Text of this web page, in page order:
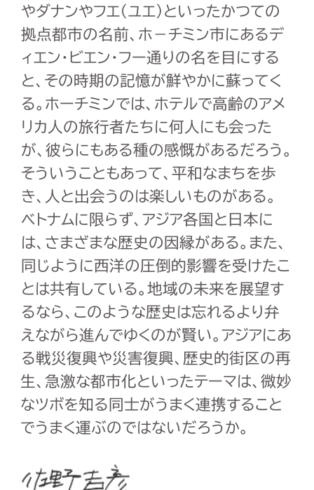
やダナンやフエ（ユエ）といったかつての
拠点都市の名前、ホ－チミン市にあるデ
ィエン・ビエン・フー通りの名を目にする
と、その時期の記憶が鮮やかに蘇ってく
る。ホーチミンでは、ホテルで高齢のアメ
リカ人の旅行者たちに何人にも会った
が、彼らにもある種の感慨があるだろう。
そういうこともあって、平和なまちを歩
き、人と出会うのは楽しいものがある。
ベトナムに限らず、アジア各国と日本に
は、さまざまな歴史の因縁がある。また、
同じように西洋の圧倒的影響を受けたこ
とは共有している。地域の未来を展望す
るなら、このような歴史は忘れるより弁
えながら進んでゆくのが賢い。アジアにあ
る戦災復興や災害復興、歴史的街区の再
生、急激な都市化といったテーマは、微妙
なツボを知る同士がうまく連携すること
でうまく運ぶのではないだろうか。